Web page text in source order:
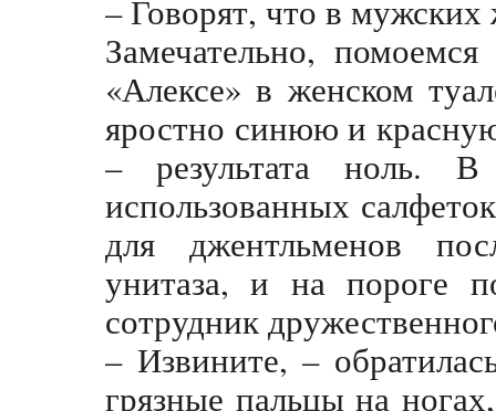
– Говорят, что в мужских
Замечательно,
«Алексе» в женском
яростно синюю и
– результата ноль.
использованных
для джентльменов
унитаза, и на пороге
сотрудник
– Извините, –
грязные пальцы на